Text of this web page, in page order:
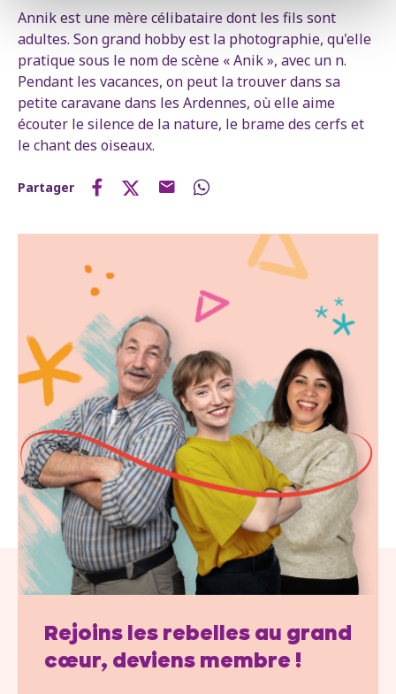
Annik est une mère célibataire dont les fils sont
adultes. Son grand hobby est la photographie, qu'elle
pratique sous le nom de scène « Anik », avec un n.
Pendant les vacances, on peut la trouver dans sa
petite caravane dans les Ardennes, où elle aime
écouter le silence de la nature, le brame des cerfs et
le chant des oiseaux.
Partager
Rejoins les rebelles au grand
cœur, deviens membre !